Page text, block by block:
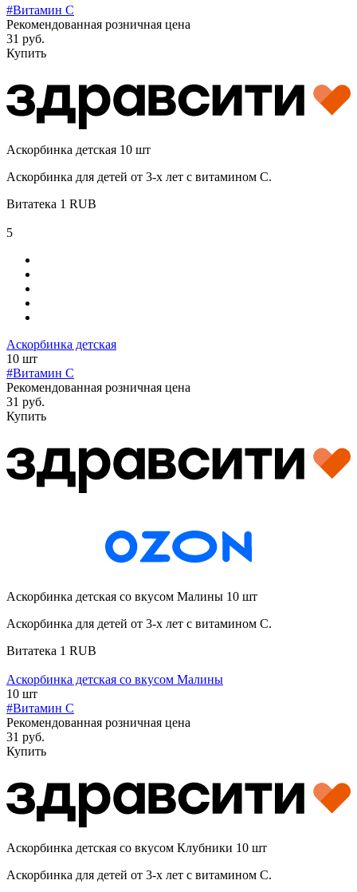
#Витамин C
Рекомендованная розничная цена
31 руб.
Купить
Аскорбинка детская 10 шт
Аскорбинка для детей от 3-х лет с витамином С.
Витатека 1 RUB
5
Аскорбинка детская
10 шт
#Витамин C
Рекомендованная розничная цена
31 руб.
Купить
Аскорбинка детская со вкусом Малины 10 шт
Аскорбинка для детей от 3-х лет с витамином С.
Витатека 1 RUB
Аскорбинка детская со вкусом Малины
10 шт
#Витамин C
Рекомендованная розничная цена
31 руб.
Купить
Аскорбинка детская со вкусом Клубники 10 шт
Аскорбинка для детей от 3-х лет с витамином С.